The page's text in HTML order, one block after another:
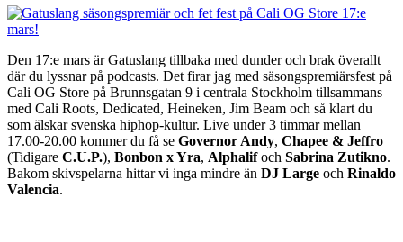
Vandal
25/10
Den 17:e mars är Gatuslang tillbaka med dunder och brak överallt
där du lyssnar på podcasts. Det firar jag med säsongspremiärsfest på
Cali OG Store på Brunnsgatan 9 i centrala Stockholm tillsammans
med Cali Roots, Dedicated, Heineken, Jim Beam och så klart du
som älskar svenska hiphop-kultur. Live under 3 timmar mellan
17.00-20.00 kommer du få se Governor Andy, Chapee & Jeffro
(Tidigare C.U.P.), Bonbon x Yra, Alphalifoch Sabrina Zutikno.
Bakom skivspelarna hittar vi inga mindre än DJ Large och Rinaldo
Valencia.